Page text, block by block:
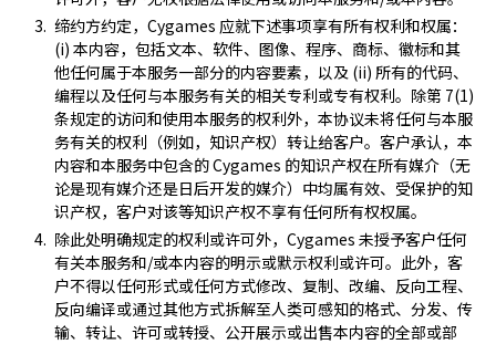
缔约方约定，Cygames 应就下述事项享有所有权利和权属：
(i) 本内容，包括文本、软件、图像、程序、商标、徽标和其
他任何属于本服务一部分的内容要素，以及 (ii) 所有的代码、
编程以及任何与本服务有关的相关专利或专有权利。除第 7(1)
条规定的访问和使用本服务的权利外，本协议未将任何与本服
务有关的权利（例如，知识产权）转让给客户。客户承认，本
内容和本服务中包含的 Cygames 的知识产权在所有媒介（无
论是现有媒介还是日后开发的媒介）中均属有效、受保护的知
识产权，客户对该等知识产权不享有任何所有权权属。
除此处明确规定的权利或许可外，Cygames 未授予客户任何
有关本服务和/或本内容的明示或默示权利或许可。此外，客
户不得以任何形式或任何方式修改、复制、改编、反向工程、
反向编译或通过其他方式拆解至人类可感知的格式、分发、传
输、转让、许可或转授、公开展示或出售本内容的全部或部